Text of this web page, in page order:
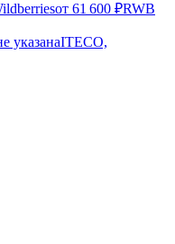
от 61 600 ₽RWB
указанаITECO,